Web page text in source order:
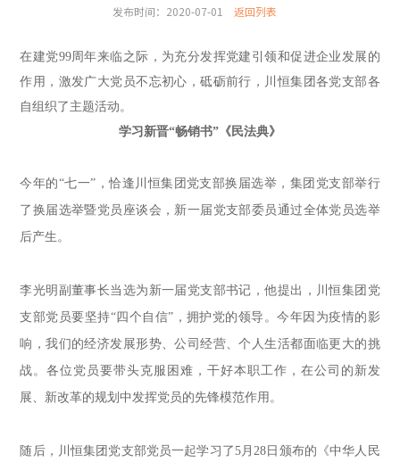
发布时间：2020-07-01 返回列表
在建党99周年来临之际，为充分发挥党建引领和促进企业发展 的
作用 ，激发广大党员不忘初心，砥砺前行 ， 川恒集团各党支部各
自组织了主题活动。
学习新晋“畅销书”《民法典》
今年的“七一” ，恰逢川恒集团党支部换届选举，集团党支部举行
了换届选举暨党员座谈会 ， 新一届党支部委员通过全体党员选举
后产生。
李光明副董事长当选为 新一届党支部书记 ，他提出，川恒集团党
支部党员要坚持“四个自信” ，拥护党的领导。今年因为疫情的影
响，我们的经济发展形势、公司经营、个人生活都面临更大的挑
战。各位党员要带头克服困难，干好本职工作，在公司的新发
展、新改革的规划中发挥党员的先锋模范作用。
随后，川恒集团党支部党员一起学习了5月28日颁布的《中华人民